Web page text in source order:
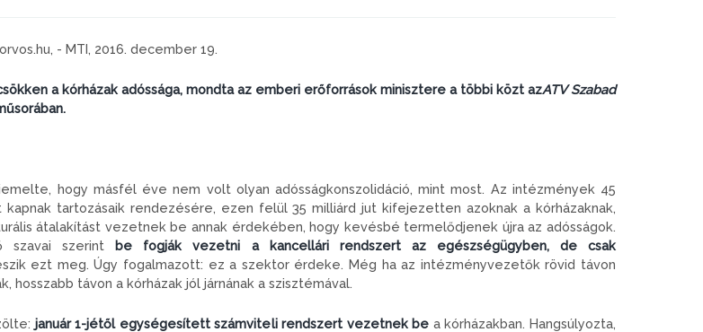
- MTI, 2016. december 19.
a kórházak adóssága, mondta az emberi erőforrások minisztere a többi közt azATV Szabad
hogy másfél éve nem volt olyan adósságkonszolidáció, mint most. Az intézmények 45
kapnak tartozásaik rendezésére, ezen felül 35 milliárd jut kifejezetten azoknak a kórházaknak,
átalakítást vezetnek be annak érdekében, hogy kevésbé termelődjenek újra az adósságok.
szavai szerint be fogják vezetni a kancellári rendszert az egészségügyben, de csak
ezt meg. Úgy fogalmazott: ez a szektor érdeke. Még ha az intézményvezetők rövid távon
hosszabb távon a kórházak jól járnának a szisztémával.
január 1-jétől egységesített számviteli rendszert vezetnek be a kórházakban. Hangsúlyozta,